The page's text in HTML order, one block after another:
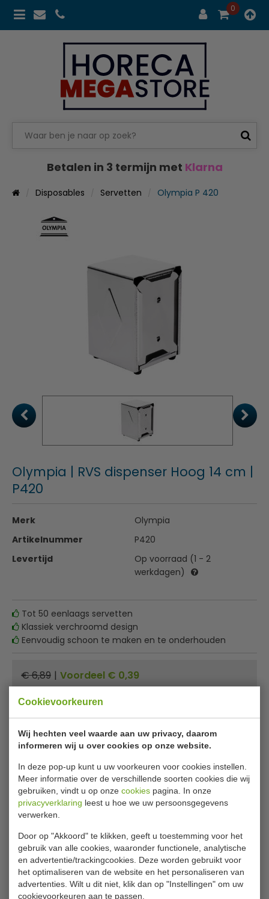
Cookievoorkeuren
Wij hechten veel waarde aan uw privacy, daarom
informeren wij u over cookies op onze website.
In deze pop-up kunt u uw voorkeuren voor cookies instellen.
Meer informatie over de verschillende soorten cookies die wij
gebruiken, vindt u op onze cookies pagina. In onze
privacyverklaring leest u hoe we uw persoonsgegevens
verwerken.
Door op "Akkoord" te klikken, geeft u toestemming voor het
gebruik van alle cookies, waaronder functionele, analytische
en advertentie/trackingcookies. Deze worden gebruikt voor
het optimaliseren van de website en het personaliseren van
advertenties. Wilt u dit niet, klik dan op "Instellingen" om uw
cookievoorkeuren aan te passen.
0
Betalen in 3 termijn met Klarna
Disposables Servetten Olympia P 420
Olympia | RVS dispenser Hoog 14 cm |
P420
Merk
Olympia
Artikelnummer
P420
Levertijd
Op voorraad (1 - 2
werkdagen)
Tot 50 eenlaags servetten
Klassiek verchroomd design
Eenvoudig schoon te maken en te onderhouden
€ 6,89 | Voordeel € 0,39
€ 6,50excl. btw
€7,87 incl. btw
Stukprijs: € 6,50 p.st.
In winkelwagentje
Ofbetaal2,62 in 3 termijnen met Klarna
prijsgarantie
Olympia Klassieke RVS dispenser